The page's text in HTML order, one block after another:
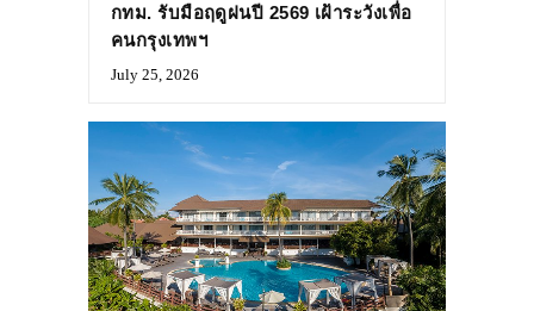
กทม. รับมือฤดูฝนปี 2569 เฝ้าระวังเพื่อ
คนกรุงเทพฯ
July 25, 2026